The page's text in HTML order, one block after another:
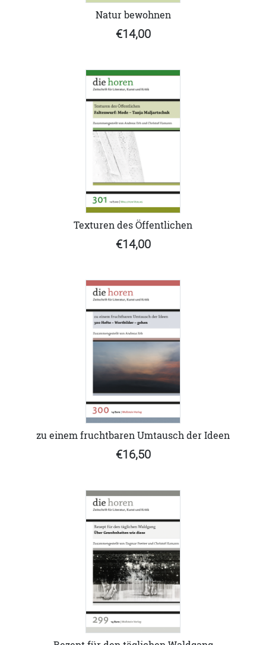
Natur bewohnen
€14,00
Texturen des Öffentlichen
€14,00
zu einem fruchtbaren Umtausch der Ideen
€16,50